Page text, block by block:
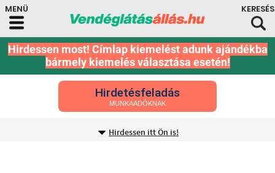
Hirdessen most! Címlap kiemelést adunk ajándékba
bármely kiemelés választása esetén!
Hirdetésfeladás
MUNKAADÓKNAK
Hirdessen itt Ön is!